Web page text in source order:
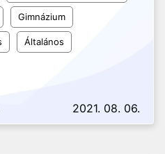
Gimnázium
Általános
2021. 08. 06.